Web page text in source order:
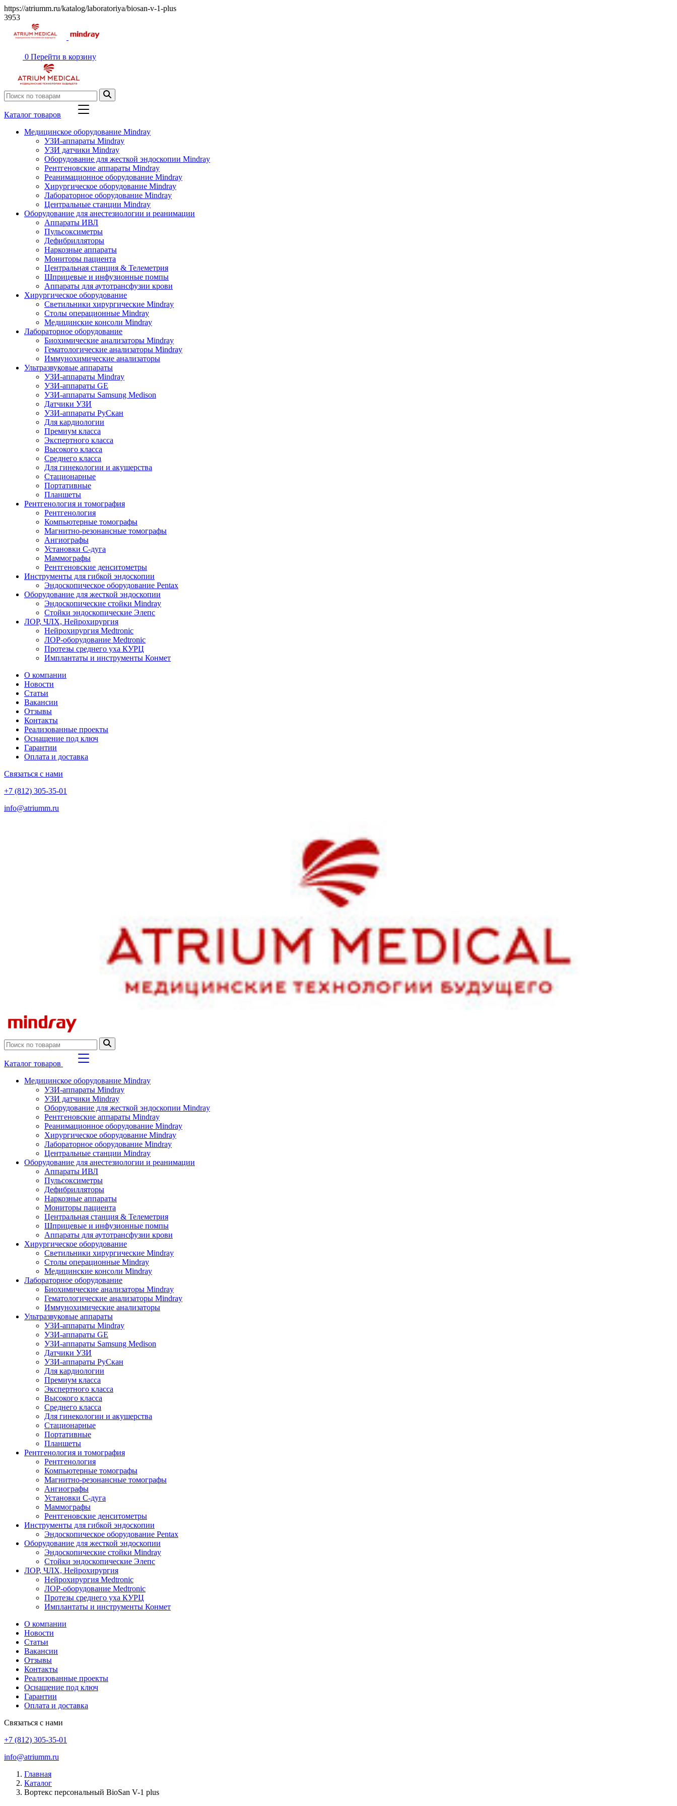
https://atriumm.ru/katalog/laboratoriya/biosan-v-1-plus
3953
0 Перейти в корзину
Каталог товаров
Медицинское оборудование Mindray
УЗИ-аппараты Mindray
УЗИ датчики Mindray
Оборудование для жесткой эндоскопии Mindray
Рентгеновские аппараты Mindray
Реанимационное оборудование Mindray
Хирургическое оборудование Mindray
Лабораторное оборудование Mindray
Центральные станции Mindray
Оборудование для анестезиологии и реанимации
Аппараты ИВЛ
Пульсоксиметры
Дефибрилляторы
Наркозные аппараты
Мониторы пациента
Центральная станция & Телеметрия
Шприцевые и инфузионные помпы
Аппараты для аутотрансфузии крови
Хирургическое оборудование
Светильники хирургические Mindray
Столы операционные Mindray
Медицинские консоли Mindray
Лабораторное оборудование
Биохимические анализаторы Mindray
Гематологические анализаторы Mindray
Иммунохимические анализаторы
Ультразвуковые аппараты
УЗИ-аппараты Mindray
УЗИ-аппараты GE
УЗИ-аппараты Samsung Medison
Датчики УЗИ
УЗИ-аппараты РуСкан
Для кардиологии
Премиум класса
Экспертного класса
Высокого класса
Среднего класса
Для гинекологии и акушерства
Стационарные
Портативные
Планшеты
Рентгенология и томография
Рентгенология
Компьютерные томографы
Магнитно-резонансные томографы
Ангиографы
Установки С-дуга
Маммографы
Рентгеновские денситометры
Инструменты для гибкой эндоскопии
Эндоскопическое оборудование Pentax
Оборудование для жесткой эндоскопии
Эндоскопические стойки Mindray
Стойки эндоскопические Элепс
ЛОР, ЧЛХ, Нейрохирургия
Нейрохирургия Medtronic
ЛОР-оборудование Medtronic
Протезы среднего уха КУРЦ
Имплантаты и инструменты Конмет
О компании
Новости
Статьи
Вакансии
Отзывы
Контакты
Реализованные проекты
Оснащение под ключ
Гарантии
Оплата и доставка
Связаться с нами
+7 (812) 305-35-01
info@atriumm.ru
Каталог товаров
Медицинское оборудование Mindray
УЗИ-аппараты Mindray
УЗИ датчики Mindray
Оборудование для жесткой эндоскопии Mindray
Рентгеновские аппараты Mindray
Реанимационное оборудование Mindray
Хирургическое оборудование Mindray
Лабораторное оборудование Mindray
Центральные станции Mindray
Оборудование для анестезиологии и реанимации
Аппараты ИВЛ
Пульсоксиметры
Дефибрилляторы
Наркозные аппараты
Мониторы пациента
Центральная станция & Телеметрия
Шприцевые и инфузионные помпы
Аппараты для аутотрансфузии крови
Хирургическое оборудование
Светильники хирургические Mindray
Столы операционные Mindray
Медицинские консоли Mindray
Лабораторное оборудование
Биохимические анализаторы Mindray
Гематологические анализаторы Mindray
Иммунохимические анализаторы
Ультразвуковые аппараты
УЗИ-аппараты Mindray
УЗИ-аппараты GE
УЗИ-аппараты Samsung Medison
Датчики УЗИ
УЗИ-аппараты РуСкан
Для кардиологии
Премиум класса
Экспертного класса
Высокого класса
Среднего класса
Для гинекологии и акушерства
Стационарные
Портативные
Планшеты
Рентгенология и томография
Рентгенология
Компьютерные томографы
Магнитно-резонансные томографы
Ангиографы
Установки С-дуга
Маммографы
Рентгеновские денситометры
Инструменты для гибкой эндоскопии
Эндоскопическое оборудование Pentax
Оборудование для жесткой эндоскопии
Эндоскопические стойки Mindray
Стойки эндоскопические Элепс
ЛОР, ЧЛХ, Нейрохирургия
Нейрохирургия Medtronic
ЛОР-оборудование Medtronic
Протезы среднего уха КУРЦ
Имплантаты и инструменты Конмет
О компании
Новости
Статьи
Вакансии
Отзывы
Контакты
Реализованные проекты
Оснащение под ключ
Гарантии
Оплата и доставка
Связаться с нами
+7 (812) 305-35-01
info@atriumm.ru
Главная
Каталог
Вортекс персональный BioSan V-1 plus